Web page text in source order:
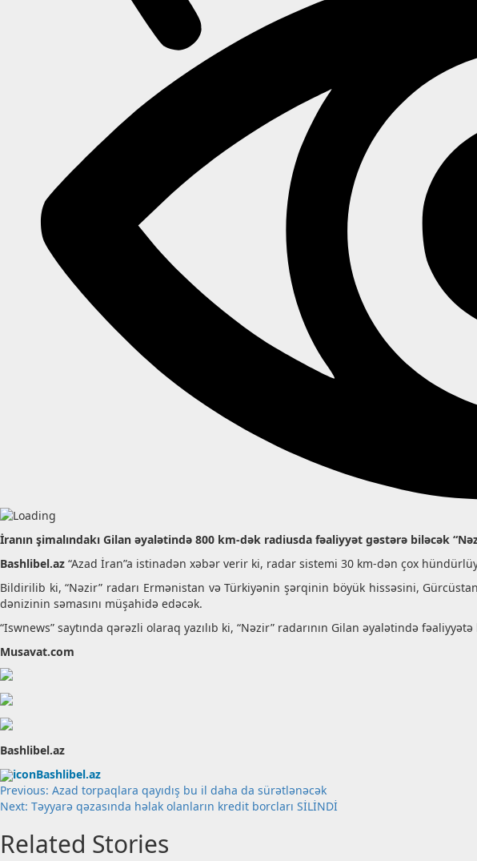
İranın şimalındakı Gilan əyalətində 800 km-dək radiusda fəaliyyət gəstərə biləcək
Bashlibel.az “Azad İran”a istinadən xəbər verir ki, radar sistemi 30 km-dən çox
Bildirilib ki, “Nəzir” radarı Ermənistan və Türkiyənin şərqinin böyük hissəsini,
dənizinin səmasını müşahidə edəcək.
“Iswnews” saytında qərəzli olaraq yazılıb ki, “Nəzir” radarının Gilan əyalətində
Musavat.com
Bashlibel.az
Bashlibel.az
Post
navigation
Previous: Azad torpaqlara qayıdış bu il daha da sürətlənəcək
Next: Təyyarə qəzasında həlak olanların kredit borcları SİLİNDİ
Related Stories